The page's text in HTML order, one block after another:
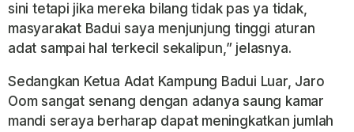
sini tetapi jika mereka bilang tidak pas ya tidak,
masyarakat Badui saya menjunjung tinggi aturan
adat sampai hal terkecil sekalipun,” jelasnya.
Sedangkan Ketua Adat Kampung Badui Luar, Jaro
Oom sangat senang dengan adanya saung kamar
mandi seraya berharap dapat meningkatkan jumlah